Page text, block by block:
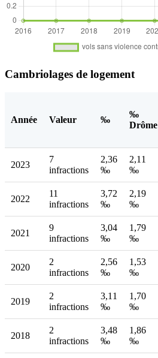
Cambriolages de logement
Année Valeur ‰
‰
Drôme
2023
7
infractions
2,36
‰
2,11
‰
2022
11
infractions
3,72
‰
2,19
‰
2021
9
infractions
3,04
‰
1,79
‰
2020
2
infractions
2,56
‰
1,53
‰
2019
2
infractions
3,11
‰
1,70
‰
2018
2
infractions
3,48
‰
1,86
‰